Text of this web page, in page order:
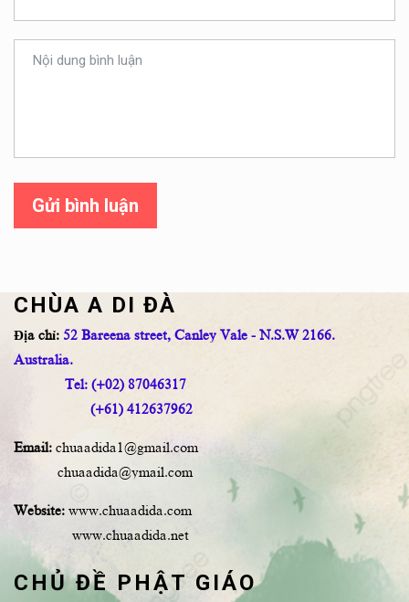
Gửi bình luận
CHÙA A DI ĐÀ
Địa chỉ: 52 Bareena street, Canley Vale - N.S.W 2166.
Australia.
Tel: (+02) 87046317
(+61) 412637962
Email: chuaadida1@gmail.com
chuaadida@ymail.com
Website: www.chuaadida.com
www.chuaadida.net
CHỦ ĐỀ PHẬT GIÁO